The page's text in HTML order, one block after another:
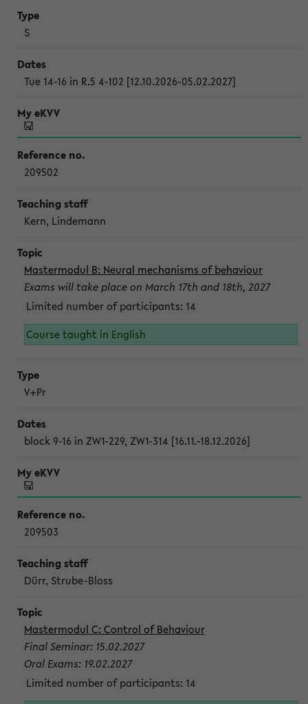
S
Tue 14-16 in R.5 4-102 [12.10.2026-05.02.2027]
209502
Kern, Lindemann
Mastermodul B: Neural mechanisms of behaviour
Exams will take place on March 17th and 18th, 2027
Limited number of participants: 14
Course taught in English
V+Pr
block 9-16 in ZW1-229, ZW1-314 [16.11.-18.12.2026]
209503
Dürr, Strube-Bloss
Mastermodul C: Control of Behaviour
Final Seminar: 15.02.2027
Oral Exams: 19.02.2027
Limited number of participants: 14